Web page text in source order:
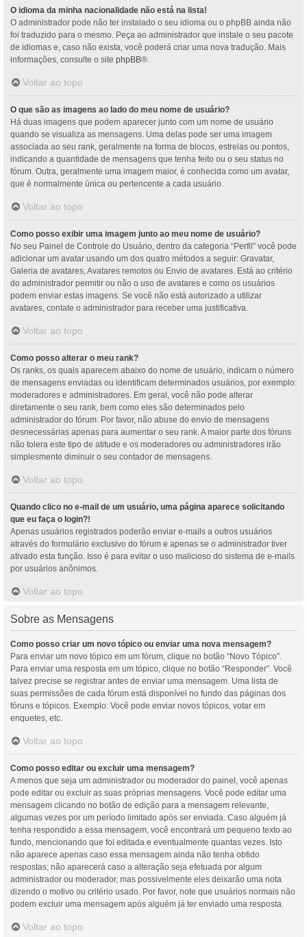
O idioma da minha nacionalidade não está na lista!
O administrador pode não ter instalado o seu idioma ou o phpBB ainda não
foi traduzido para o mesmo. Peça ao administrador que instale o seu pacote
de idiomas e, caso não exista, você poderá criar uma nova tradução. Mais
informações, consulte o site phpBB®.
Voltar ao topo
O que são as imagens ao lado do meu nome de usuário?
Há duas imagens que podem aparecer junto com um nome de usuário
quando se visualiza as mensagens. Uma delas pode ser uma imagem
associada ao seu rank, geralmente na forma de blocos, estrelas ou pontos,
indicando a quantidade de mensagens que tenha feito ou o seu status no
fórum. Outra, geralmente uma imagem maior, é conhecida como um avatar,
que é normalmente única ou pertencente a cada usuário.
Voltar ao topo
Como posso exibir uma imagem junto ao meu nome de usuário?
No seu Painel de Controle do Usuário, dentro da categoria “Perfil” você pode
adicionar um avatar usando um dos quatro métodos a seguir: Gravatar,
Galeria de avatares, Avatares remotos ou Envio de avatares. Está ao critério
do administrador permitir ou não o uso de avatares e como os usuários
podem enviar estas imagens. Se você não está autorizado a utilizar
avatares, contate o administrador para receber uma justificativa.
Voltar ao topo
Como posso alterar o meu rank?
Os ranks, os quais aparecem abaixo do nome de usuário, indicam o número
de mensagens enviadas ou identificam determinados usuários, por exemplo:
moderadores e administradores. Em geral, você não pode alterar
diretamente o seu rank, bem como eles são determinados pelo
administrador do fórum. Por favor, não abuse do envio de mensagens
desnecessárias apenas para aumentar o seu rank. A maior parte dos fóruns
não tolera este tipo de atitude e os moderadores ou administradores irão
simplesmente diminuir o seu contador de mensagens.
Voltar ao topo
Quando clico no e-mail de um usuário, uma página aparece solicitando
que eu faça o login?!
Apenas usuários registrados poderão enviar e-mails a outros usuários
através do formulário exclusivo do fórum e apenas se o administrador tiver
ativado esta função. Isso é para evitar o uso malicioso do sistema de e-mails
por usuários anônimos.
Voltar ao topo
Sobre as Mensagens
Como posso criar um novo tópico ou enviar uma nova mensagem?
Para enviar um novo tópico em um fórum, clique no botão “Novo Tópico”.
Para enviar uma resposta em um tópico, clique no botão “Responder”. Você
talvez precise se registrar antes de enviar uma mensagem. Uma lista de
suas permissões de cada fórum está disponível no fundo das páginas dos
fóruns e tópicos. Exemplo: Você pode enviar novos tópicos, votar em
enquetes, etc.
Voltar ao topo
Como posso editar ou excluir uma mensagem?
A menos que seja um administrador ou moderador do painel, você apenas
pode editar ou excluir as suas próprias mensagens. Você pode editar uma
mensagem clicando no botão de edição para a mensagem relevante,
algumas vezes por um período limitado após ser enviada. Caso alguém já
tenha respondido a essa mensagem, você encontrará um pequeno texto ao
fundo, mencionando que foi editada e eventualmente quantas vezes. Isto
não aparece apenas caso essa mensagem ainda não tenha obtido
respostas; não aparecerá caso a alteração seja efetuada por algum
administrador ou moderador, mas possivelmente eles deixarão uma nota
dizendo o motivo ou critério usado. Por favor, note que usuários normais não
podem excluir uma mensagem após alguém já ter enviado uma resposta.
Voltar ao topo